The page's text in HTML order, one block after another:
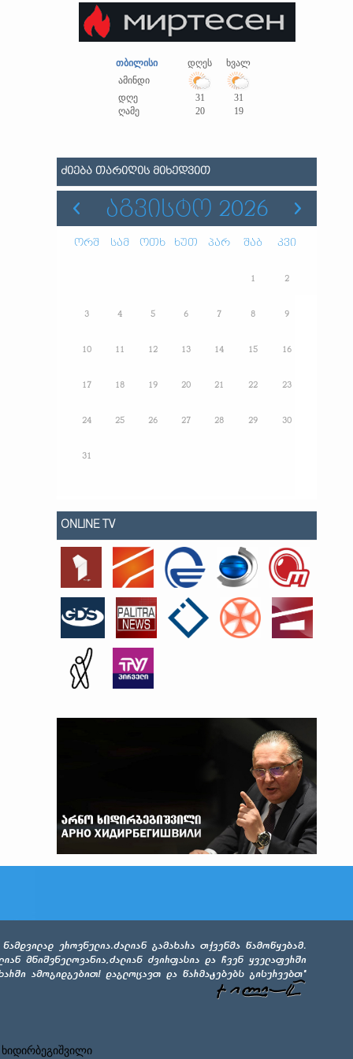
თბილისი დღეს
ხვალ
ამინდი
დღე
31
31
ღამე
20 19
ᲫᲘᲔᲑᲐ ᲗᲐᲠᲘᲦᲘᲡ ᲛᲘᲮᲔᲓᲕᲘᲗ
ᲐᲒᲕᲘᲡᲢᲝ 2026
ორშ სამ ოთხ ხუთ პარ შაბ კვი
1 2
3 4 5 6 7 8 9
10 11 12 13 14 15 16
17 18 19 20 21 22 23
24 25 26 27 28 29 30
31
ONLINE TV